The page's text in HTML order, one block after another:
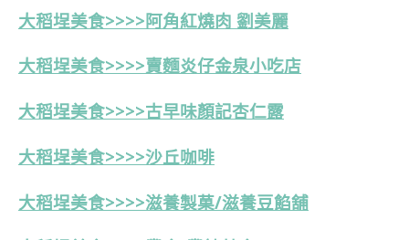
大稻埕美食>>>>阿角紅燒肉 劉美麗
大稻埕美食>>>>賣麵炎仔金泉小吃店
大稻埕美食>>>>古早味顏記杏仁露
大稻埕美食>>>>沙丘咖啡
大稻埕美食>>>>滋養製菓/滋養豆餡舖